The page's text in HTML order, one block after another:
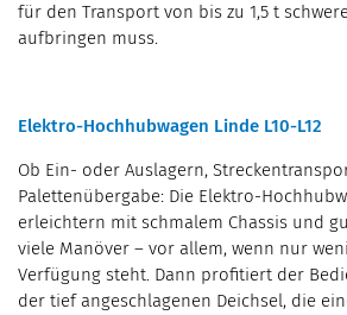
für den Transport von bis zu 1,5 t
aufbringen muss.
Elektro-Hochhubwagen Linde L10-L12
Ob Ein- oder Auslagern,
Palettenübergabe: Die Elektro-
erleichtern mit schmalem Chassis und
viele Manöver – vor allem, wenn nur
Verfügung steht. Dann profitiert der
der tief angeschlagenen Deichsel, die